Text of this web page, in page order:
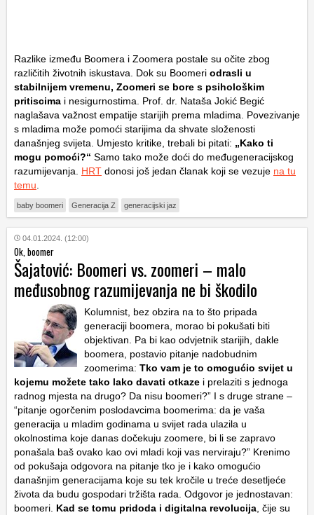
Razlike između Boomera i Zoomera postale su očite zbog
različitih životnih iskustava. Dok su Boomeri odrasli u
stabilnijem vremenu, Zoomeri se bore s psihološkim
pritiscima i nesigurnostima. Prof. dr. Nataša Jokić Begić
naglašava važnost empatije starijih prema mladima. Povezivanje
s mladima može pomoći starijima da shvate složenosti
današnjeg svijeta. Umjesto kritike, trebali bi pitati: „Kako ti
mogu pomoći?“ Samo tako može doći do međugeneracijskog
razumijevanja. HRT donosi još jedan članak koji se vezuje na tu
temu.
baby boomeri Generacija Z generacijski jaz
04.01.2024. (12:00)
Ok, boomer
Šajatović: Boomeri vs. zoomeri – malo
međusobnog razumijevanja ne bi škodilo
Kolumnist, bez obzira na to što pripada
generaciji boomera, morao bi pokušati biti
objektivan. Pa bi kao odvjetnik starijih, dakle
boomera, postavio pitanje nadobudnim
zoomerima: Tko vam je to omogućio svijet u
kojemu možete tako lako davati otkaze i prelaziti s jednoga
radnog mjesta na drugo? Da nisu boomeri?” I s druge strane –
“pitanje ogorčenim poslodavcima boomerima: da je vaša
generacija u mladim godinama u svijet rada ulazila u
okolnostima koje danas dočekuju zoomere, bi li se zapravo
ponašala baš ovako kao ovi mladi koji vas nerviraju?” Krenimo
od pokušaja odgovora na pitanje tko je i kako omogućio
današnjim generacijama koje su tek kročile u treće desetljeće
života da budu gospodari tržišta rada. Odgovor je jednostavan:
boomeri. Kad se tomu pridoda i digitalna revolucija, čije su